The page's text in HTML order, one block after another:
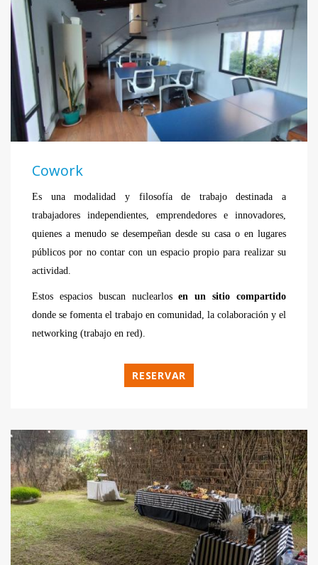
Cowork
Es una modalidad y filosofía de trabajo destinada a
trabajadores independientes, emprendedores e innovadores,
quienes a menudo se desempeñan desde su casa o en lugares
públicos por no contar con un espacio propio para realizar su
actividad.
Estos espacios buscan nuclearlosen un sitio compartido
donde se fomenta el trabajo en comunidad, la colaboración y el
networking (trabajo en red).
RESERVAR